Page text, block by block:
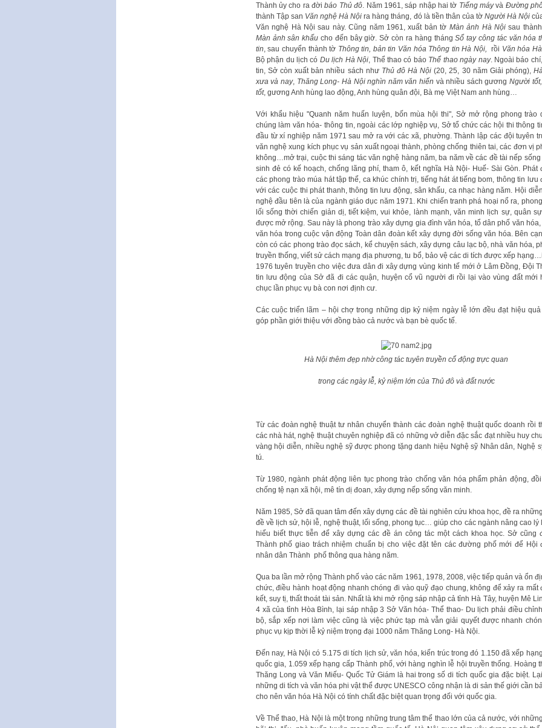
Thành ủy cho ra đờibáo Thủ đô . Năm 1961, sáp nhập hai tờ Tiếng máyvà Đường
thành Tập san Văn nghệ Hà Nộira hàng tháng, đó là tiền thân của tờ Người Hà Nội
Văn nghệ Hà Nội sau này. Cũng năm 1961, xuất bản tờ Màn ảnh Hà Nộisau
Màn ảnh sân khấu cho đến bây giờ. Sở còn ra hàng thángSổ tay công tác văn hóa
tin , sau chuyển thành tờ Thông tin, bản tin Văn hóa Thông tin Hà Nội, rồi Văn hóa
Bộ phận du lịch có Du lịch Hà Nội , Thể thao có báo Thể thao ngày nay. Ngoài báo
tin, Sở còn xuất bản nhiều sách như Thủ đô Hà Nội (20, 25, 30 năm Giải phóng),
xưa và nay, Thăng Long- Hà Nội nghìn năm văn hiến và nhiều sách gươngNgười
tốt, gương Anh hùng lao động, Anh hùng quân đội, Bà mẹ Việt Nam anh hùng…
Với khẩu hiệu "Quanh năm huấn luyện, bốn mùa hội thi", Sở mở rộng phong trào
chúng làm văn hóa- thông tin, ngoài các lớp nghiệp vụ, Sở tổ chức các hội thi thông
đầu từ xí nghiệp năm 1971 sau mở ra với các xã, phường. Thành lập các đội tuyên
văn nghệ xung kích phục vụ sản xuất ngoại thành, phòng chống thiên tai, các đơn vị
không…mở trại, cuộc thi sáng tác văn nghệ hàng năm, ba năm về các đề tài nếp sống
sinh đẻ có kế hoạch, chống lãng phí, tham ô, kết nghĩa Hà Nội- Huế- Sài Gòn. Phát
các phong trào múa hát tập thể, ca khúc chính trị, tiếng hát át tiếng bom, thông tin lưu
với các cuộc thi phát thanh, thông tin lưu động, sân khấu, ca nhạc hàng năm. Hội
nghệ đầu tiên là của ngành giáo dục năm 1971. Khi chiến tranh phá hoại nổ ra,
lối sống thời chiến giản dị, tiết kiệm, vui khỏe, lành mạnh, văn minh lịch sự, quân
được mở rộng. Sau này là phong trào xây dựng gia đình văn hóa, tổ dân phố văn hóa,
văn hóa trong cuộc vận động Toàn dân đoàn kết xây dựng đời sống văn hóa. Bên
còn có các phong trào đọc sách, kể chuyện sách, xây dựng câu lạc bộ, nhà văn hóa,
truyền thống, viết sử cách mạng địa phương, tu bổ, bảo vệ các di tích được xếp
1976 tuyên truyền cho việc đưa dân đi xây dựng vùng kinh tế mới ở Lâm Đồng, Đội
tin lưu động của Sở đã đi các quận, huyện cổ vũ người đi rồi lại vào vùng đất mới
chục lần phục vụ bà con nơi định cư.
Các cuộc triển lãm – hội chợ trong những dịp kỷ niệm ngày lễ lớn đều đạt hiệu quả
góp phần giới thiệu với đồng bào cả nước và bạn bè quốc tế.
Hà Nội thêm đẹp nhờ công tác tuyên truyền cổ động trực quan
trong các ngày lễ, kỷ niệm lớn của Thủ đô và đất nước
Từ các đoàn nghệ thuật tư nhân chuyển thành các đoàn nghệ thuật quốc doanh rồi
các nhà hát, nghệ thuật chuyên nghiệp đã có những vở diễn đặc sắc đạt nhiều huy
vàng hội diễn, nhiều nghệ sỹ được phong tặng danh hiệu Nghệ sỹ Nhân dân, Nghệ
tú.
Từ 1980, ngành phát động liên tục phong trào chống văn hóa phẩm phản động, đồi
chống tệ nạn xã hội, mê tín dị đoan, xây dựng nếp sống văn minh.
Năm 1985, Sở đã quan tâm đến xây dựng các đề tài nghiên cứu khoa học, đề ra
đề về lịch sử, hội lễ, nghệ thuật, lối sống, phong tục… giúp cho các ngành nâng cao lý
hiểu biết thực tiễn để xây dựng các đề án công tác một cách khoa học. Sở cũng
Thành phố giao trách nhiệm chuẩn bị cho việc đặt tên các đường phố mới để Hội
nhân dân Thành phố thông qua hàng năm.
Qua ba lần mở rộng Thành phố vào các năm 1961, 1978, 2008, việc tiếp quản và ổn
chức, điều hành hoạt động nhanh chóng đi vào quỹ đạo chung, không để xảy ra mất
kết, suy tị, thất thoát tài sản. Nhất là khi mở rộng sáp nhập cả tỉnh Hà Tây, huyện Mê
4 xã của tỉnh Hòa Bình, lại sáp nhập 3 Sở Văn hóa- Thể thao- Du lịch phải điều
bộ, sắp xếp nơi làm việc cũng là việc phức tạp mà vẫn giải quyết được nhanh
phục vụ kịp thời lễ kỷ niệm trọng đại 1000 năm Thăng Long- Hà Nội.
Đến nay, Hà Nội có 5.175 di tích lịch sử, văn hóa, kiến trúc trong đó 1.150 đã xếp
quốc gia, 1.059 xếp hạng cấp Thành phố, với hàng nghìn lễ hội truyền thống. Hoàng
Thăng Long và Văn Miếu- Quốc Tử Giám là hai trong số di tích quốc gia đặc biệt.
những di tích và văn hóa phi vật thể được UNESCO công nhận là di sản thế giới cần
cho nên văn hóa Hà Nội có tính chất đặc biệt quan trọng đối với quốc gia.
Về Thể thao, Hà Nội là một trong những trung tâm thể thao lớn của cả nước, với